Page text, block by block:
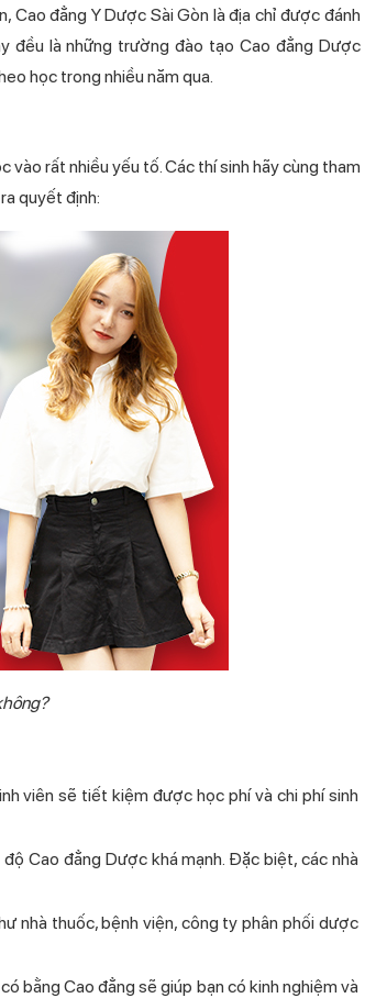
đẳng Y Dược Sài Gòn là địa chỉ được đánh
đều là những trường đào tạo Cao đẳng Dược
học trong nhiều năm qua.
rất nhiều yếu tố. Các thí sinh hãy cùng tham
quyết định:
viên sẽ tiết kiệm được học phí và chi phí sinh
Cao đẳng Dược khá mạnh. Đặc biệt, các nhà
nhà thuốc, bệnh viện, công ty phân phối dược
bằng Cao đẳng sẽ giúp bạn có kinh nghiệm và